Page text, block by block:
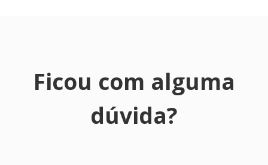
Ficou com alguma
dúvida?